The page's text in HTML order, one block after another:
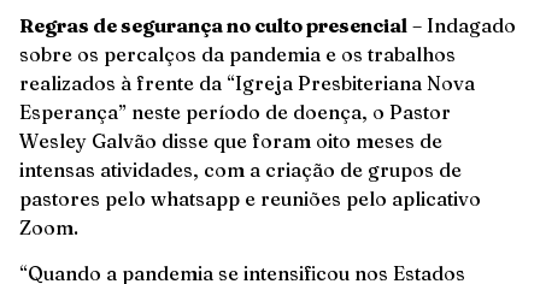
Regras de segurança no culto presencial – Indagado
sobre os percalços da pandemia e os trabalhos
realizados à frente da “Igreja Presbiteriana Nova
Esperança” neste período de doença, o Pastor
Wesley Galvão disse que foram oito meses de
intensas atividades, com a criação de grupos de
pastores pelo whatsapp e reuniões pelo aplicativo
Zoom.
“Quando a pandemia se intensificou nos Estados